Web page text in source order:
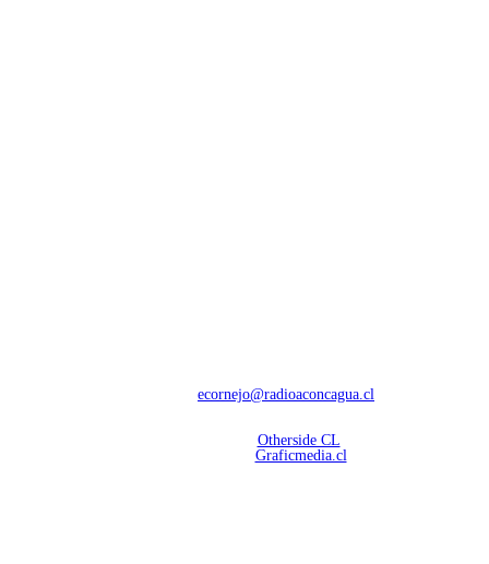
ecornejo@radioaconcagua.cl
Otherside CL
Graficmedia.cl